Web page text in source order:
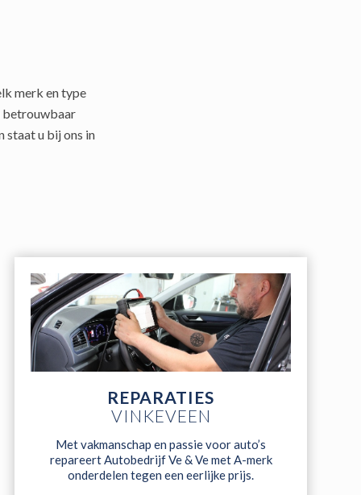
merk en type
betrouwbaar
staat u bij ons in
REPARATIES
VINKEVEEN
Met vakmanschap en passie voor auto’s
repareert Autobedrijf Ve & Ve met A-merk
onderdelen tegen een eerlijke prijs.